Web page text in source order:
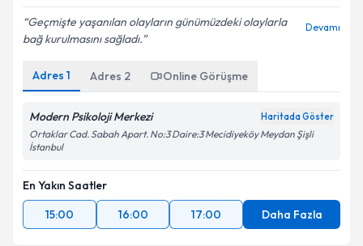
Geçmişte yaşanılan olayların günümüzdeki olaylarla
bağ kurulmasını sağladı.
Devamı
Adres 1 Adres 2 Online Görüşme
Modern Psikoloji Merkezi Haritada Göster
Ortaklar Cad. Sabah Apart. No:3 Daire:3 Mecidiyeköy Meydan Şişli
İstanbul
En Yakın Saatler
15:00
16:00 17:00 Daha Fazla